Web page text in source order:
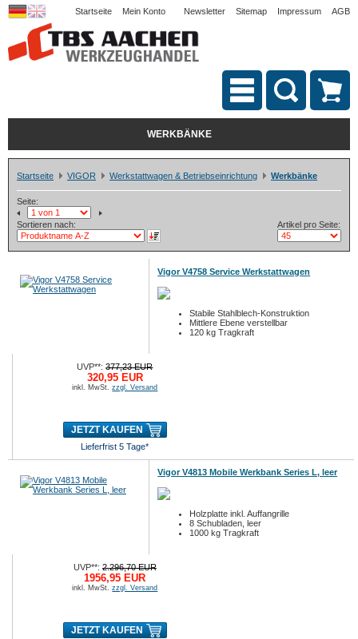
Startseite Mein Konto Newsletter Sitemap Impressum AGB
WERKBÄNKE
Startseite VIGOR Werkstattwagen & Betriebseinrichtung Werkbänke
Seite:
Sortieren nach: Artikel pro Seite:
Vigor V4758 Service Werkstattwagen
Stabile Stahlblech-Konstruktion
Mittlere Ebene verstellbar
120 kg Tragkraft
UVP**:377,23 EUR
320,95 EUR
inkl. MwSt.zzgl. Versand
JETZT KAUFEN
Lieferfrist 5 Tage*
Vigor V4813 Mobile Werkbank Series L, leer
Holzplatte inkl. Auffangrille
8 Schubladen, leer
1000 kg Tragkraft
UVP**:2.296,70 EUR
1956,95 EUR
inkl. MwSt.zzgl. Versand
JETZT KAUFEN